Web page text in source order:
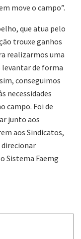
move o campo”.
que atua pelo
trouxe ganhos
realizarmos uma
de forma
conseguimos
necessidades
campo. Foi de
junto aos
aos Sindicatos,
direcionar
Sistema Faemg